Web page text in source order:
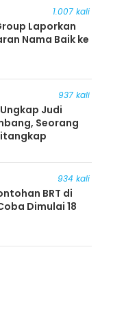
1.007 kali
Laporkan
Nama Baik ke
937 kali
Judi
Seorang
934 kali
BRT di
Dimulai 18